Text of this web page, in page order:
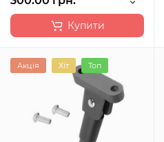
Купити
Акція Хіт Топ